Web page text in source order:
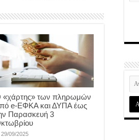
«χάρτης» των πληρωμών
e-ΕΦΚΑ και ΔΥΠΑ έως
Παρασκευή 3
29/09/2025